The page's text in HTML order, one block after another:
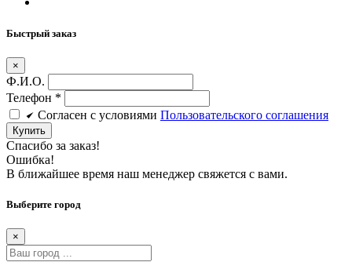
Быстрый заказ
×
Ф.И.О.
Телефон *
Cогласен c условиями Пользовательского соглашения
Купить
Спасибо за заказ!
Ошибка!
В ближайшее время наш менеджер свяжется с вами.
Выберите город
×